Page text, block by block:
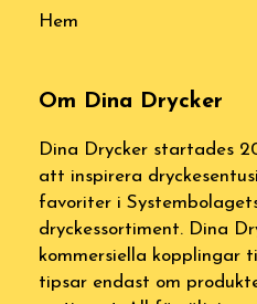
Hem
Om Dina Drycker
Dina Drycker startades
att inspirera
favoriter i
dryckessortiment. Dina
kommersiella kopplingar
tipsar endast om